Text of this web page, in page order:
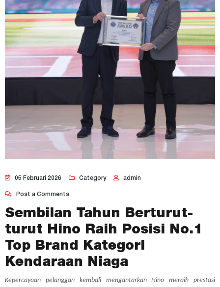
05 Februari 2026 Category admin
Post a Comments
Sembilan Tahun Berturut-
turut Hino Raih Posisi No.1
Top Brand Kategori
Kendaraan Niaga
Kepercayaan pelanggan kembali mengantarkan Hino meraih prestasi